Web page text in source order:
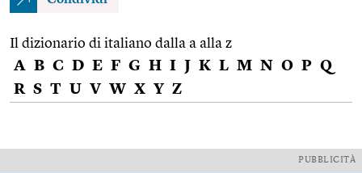
Il dizionario di italiano dalla a alla z
A B C D E F G H I J K L M N O P Q
R S T U V W X Y Z
PUBBLICITÀ